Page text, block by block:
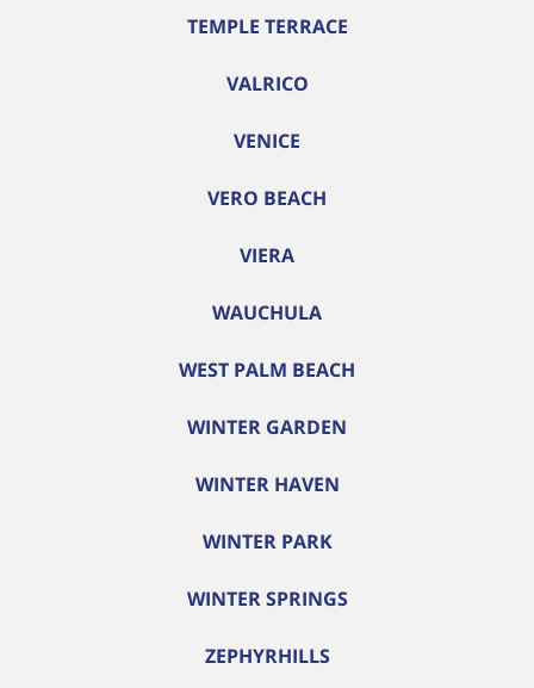
TEMPLE TERRACE
VALRICO
VENICE
VERO BEACH
VIERA
WAUCHULA
WEST PALM BEACH
WINTER GARDEN
WINTER HAVEN
WINTER PARK
WINTER SPRINGS
ZEPHYRHILLS